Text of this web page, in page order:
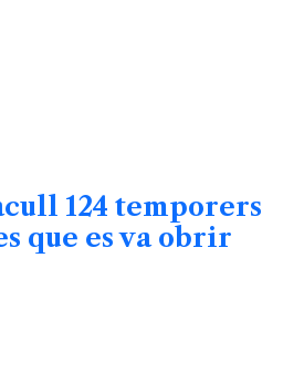
124 temporers
que es va obrir